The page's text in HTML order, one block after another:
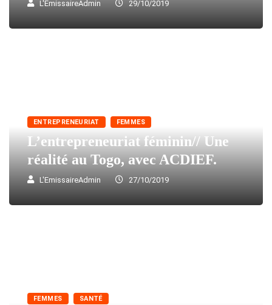
L'EmissaireAdmin 29/10/2019
ENTREPRENEURIAT FEMMES
L’entrepreneuriat féminin// Une
réalité au Togo, avec ACDIEF.
L'EmissaireAdmin 27/10/2019
FEMMES SANTÉ